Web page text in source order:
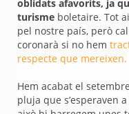
oblidats afavorits, ja
turisme boletaire. Tot
pel nostre país, però
coronarà si no hem
respecte que mereixen.
Hem acabat el
pluja que s’esperaven